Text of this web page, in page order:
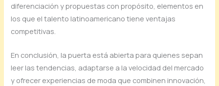
diferenciación y propuestas con propósito, elementos en
los que el talento latinoamericano tiene ventajas
competitivas.
En conclusión, la puerta está abierta para quienes sepan
leer las tendencias, adaptarse a la velocidad del mercado
y ofrecer experiencias de moda que combinen innovación,